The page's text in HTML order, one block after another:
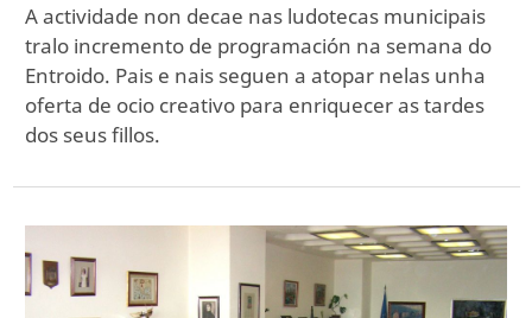
A actividade non decae nas ludotecas municipais
tralo incremento de programación na semana do
Entroido. Pais e nais seguen a atopar nelas unha
oferta de ocio creativo para enriquecer as tardes
dos seus fillos.